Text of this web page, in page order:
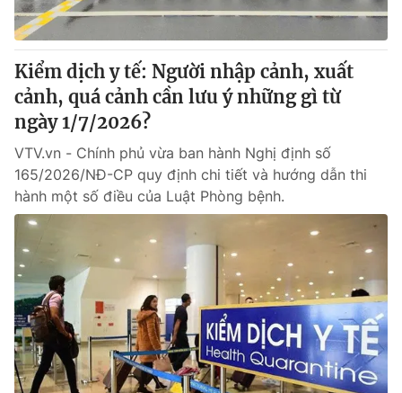
® Cấm sao chép dưới mọi hình thức nếu không có sự chấp
thuận bằng văn bản. Ghi rõ nguồn VTV.vn khi phát hành lại
thông tin từ website này.
Kiểm dịch y tế: Người nhập cảnh, xuất
cảnh, quá cảnh cần lưu ý những gì từ
ngày 1/7/2026?
VTV.vn - Chính phủ vừa ban hành Nghị định số
165/2026/NĐ-CP quy định chi tiết và hướng dẫn thi
hành một số điều của Luật Phòng bệnh.